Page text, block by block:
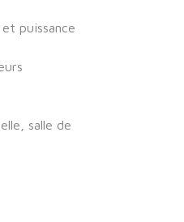
puissance
salle de